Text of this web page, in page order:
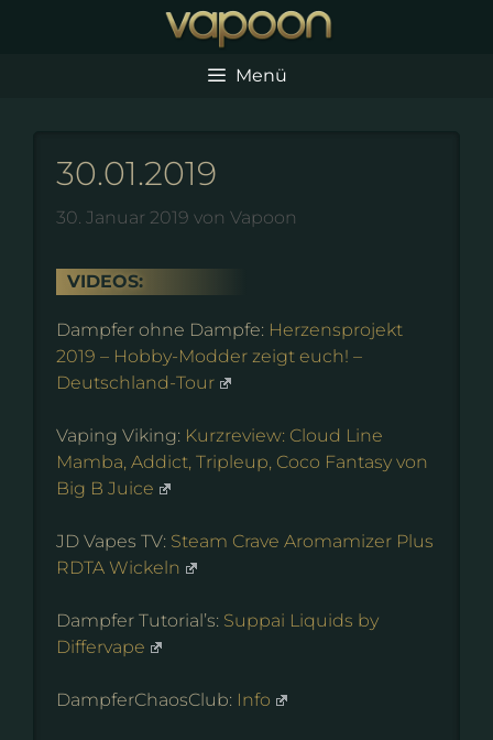
Menü
30.01.2019
30. Januar 2019 von Vapoon
VIDEOS:
Dampfer ohne Dampfe: Herzensprojekt
2019 – Hobby-Modder zeigt euch! –
Deutschland-Tour
Vaping Viking: Kurzreview: Cloud Line
Mamba, Addict, Tripleup, Coco Fantasy von
Big B Juice
JD Vapes TV: Steam Crave Aromamizer Plus
RDTA Wickeln
Dampfer Tutorial’s: Suppai Liquids by
Differvape
DampferChaosClub: Info